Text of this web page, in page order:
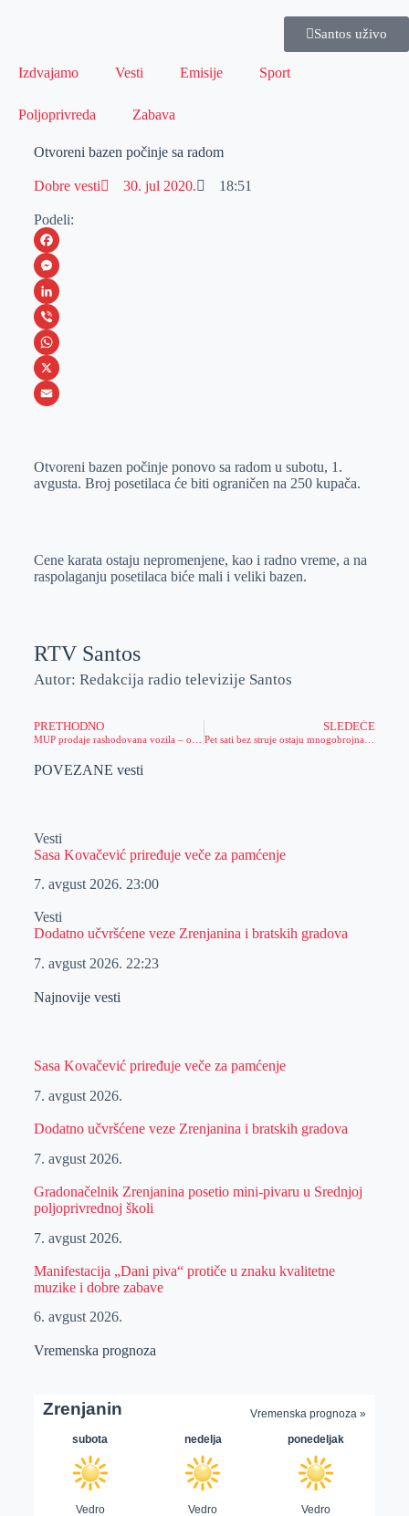
Santos uživo
Izdvajamo Vesti Emisije Sport
Poljoprivreda Zabava
Otvoreni bazen počinje sa radom
Dobre vesti 30. jul 2020. 18:51
Podeli:
F
a
c
e
b
o
M
e
s
s
e
e
L
i
n
k
I
V
i
b
W
h
s
X
a
Otvoreni bazen počinje ponovo sa radom u subotu, 1.
avgusta. Broj posetilaca će biti ograničen na 250 kupača.
Cene karata ostaju nepromenjene, kao i radno vreme, a na
raspolaganju posetilaca biće mali i veliki bazen.
RTV Santos
Autor: Redakcija radio televizije Santos
PRETHODNO SLEDEĆE
POVEZANE vesti
Vesti
Sasa Kovačević priređuje veče za pamćenje
7. avgust 2026. 23:00
Vesti
Dodatno učvršćene veze Zrenjanina i bratskih gradova
7. avgust 2026. 22:23
Najnovije vesti
Sasa Kovačević priređuje veče za pamćenje
7. avgust 2026.
Dodatno učvršćene veze Zrenjanina i bratskih gradova
7. avgust 2026.
Gradonačelnik Zrenjanina posetio mini-pivaru u Srednjoj
poljoprivrednoj školi
7. avgust 2026.
Manifestacija „Dani piva“ protiče u znaku kvalitetne
muzike i dobre zabave
6. avgust 2026.
Vremenska prognoza